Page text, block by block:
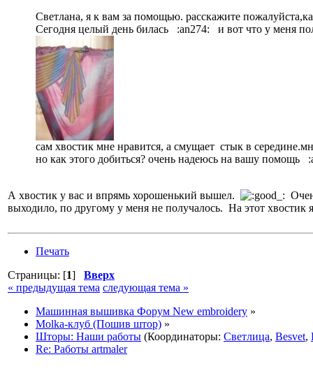
Светлана, я к вам за помощью. расскажите
Cегодня целый день билась :an274: и вот что у меня
сам хвостик мне нравится, а смущает стык в
но как этого добиться? очень надеюсь на вашу помощь
А хвостик у вас и впрямь хорошенький вышел.
выходило, по другому у меня не получалось. На этот
Печать
Страницы: [1] Вверх
« предыдущая тема следующая тема »
Машинная вышивка Форум New embroidery »
Molka-клуб (Пошив штор) »
Шторы: Наши работы (Координаторы: Светлица, Besvet,
Re: Работы artmaler